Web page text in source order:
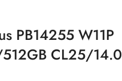
PB14255 W11P
CL25/14.0